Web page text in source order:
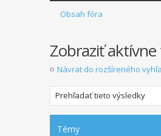
Obsah fóra
Zobraziť
Návrat do rozšíreného
Témy